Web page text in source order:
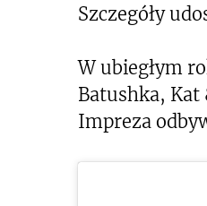
Szczegóły
W ubiegłym
Batushka,
Impreza